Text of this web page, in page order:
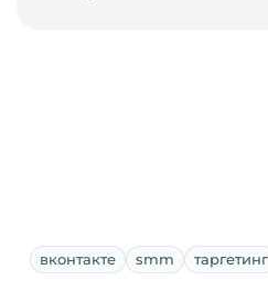
вконтакте smm таргетинг